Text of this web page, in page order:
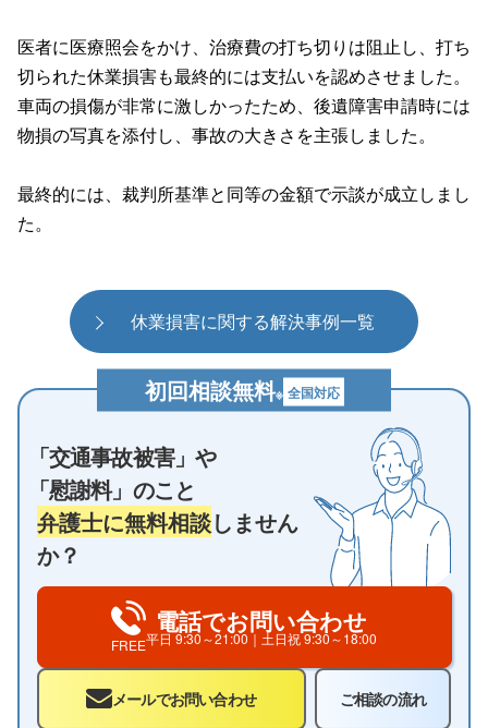
医者に医療照会をかけ、治療費の打ち切りは阻止し、打ち
切られた休業損害も最終的には支払いを認めさせました。
車両の損傷が非常に激しかったため、後遺障害申請時には
物損の写真を添付し、事故の大きさを主張しました。
最終的には、裁判所基準と同等の金額で示談が成立しまし
た。
休業損害に関する解決事例一覧
初回相談無料※ 全国対応
「交通事故被害」や
「慰謝料」のこと
弁護士に無料相談しません
か？
FREE
電話でお問い合わせ
平日9:30～21:00｜土日祝9:30～18:00
メールでお問い合わせ ご相談の流れ